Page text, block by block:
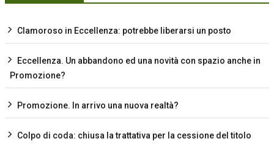
Clamoroso in Eccellenza: potrebbe liberarsi un posto
Eccellenza. Un abbandono ed una novità con spazio anche in
Promozione?
Promozione. In arrivo una nuova realtà?
Colpo di coda: chiusa la trattativa per la cessione del titolo